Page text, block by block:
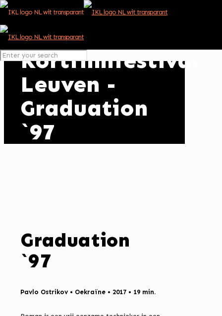
Kortfilmfestival
Leuven -
Graduation
`97
Graduation
`97
Pavlo Ostrikov • Oekraïne • 2017 • 19 min.